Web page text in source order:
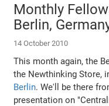
Monthly
Berlin,
14 October 2010
This month again, the
the Newthinking Store,
Berlin. We'll be there
presentation on